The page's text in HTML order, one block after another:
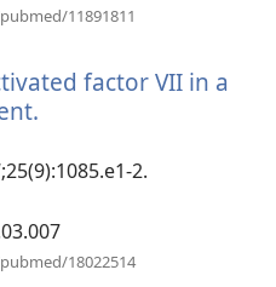
11891811
視
factor VII in a
新
窗）
2.
18022514